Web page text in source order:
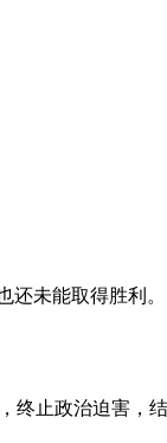
未能取得胜利。
止政治迫害，